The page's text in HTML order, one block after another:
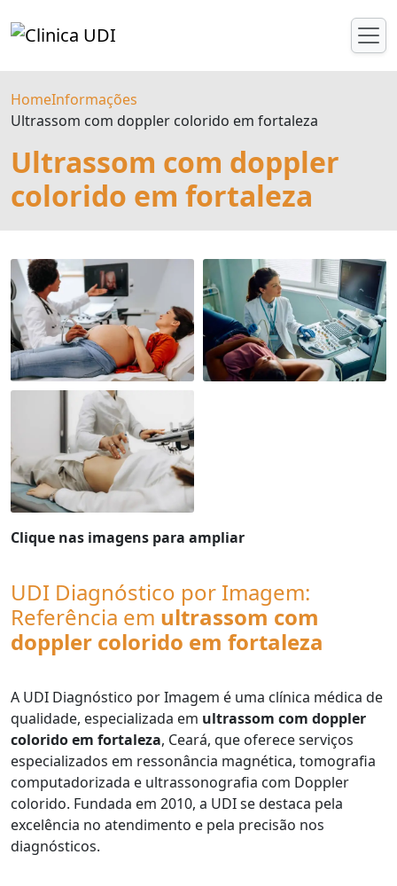
HomeInformações
Ultrassom com doppler colorido em fortaleza
Ultrassom com doppler
colorido em fortaleza
Clique nas imagens para ampliar
UDI Diagnóstico por Imagem:
Referência em ultrassom com
doppler colorido em fortaleza
A UDI Diagnóstico por Imagem é uma clínica médica de
qualidade, especializada em ultrassom com doppler
colorido em fortaleza, Ceará, que oferece serviços
especializados em ressonância magnética, tomografia
computadorizada e ultrassonografia com Doppler
colorido. Fundada em 2010, a UDI se destaca pela
excelência no atendimento e pela precisão nos
diagnósticos.